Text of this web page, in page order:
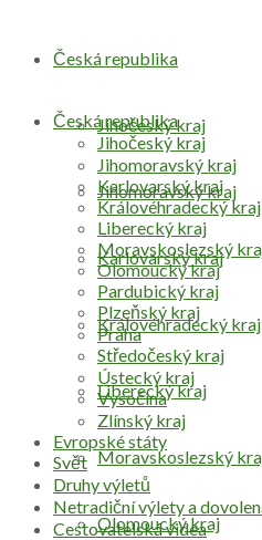
Česká republika
Jihočeský kraj
Jihomoravský kraj
Karlovarský kraj
Královéhradecký kraj
Liberecký kraj
Moravskoslezský
Olomoucký kraj
Česká republika
Jihočeský kraj
Jihomoravský kraj
Karlovarský kraj
Královéhradecký kraj
Liberecký kraj
Moravskoslezský
Olomoucký kraj
Pardubický kraj
Plzeňský kraj
Praha
Středočeský kraj
Ústecký kraj
Vysočina
Zlínský kraj
Evropské státy
Svět
Druhy výletů
Netradiční výlety a
Cestovatelská videa